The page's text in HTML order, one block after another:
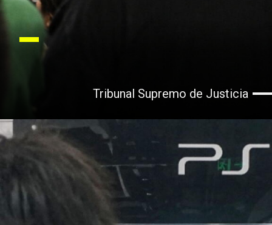
Tribunal Supremo de Justicia